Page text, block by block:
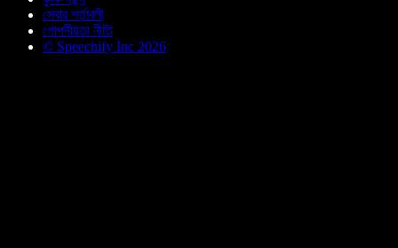
সেবার শর্তাবলী
গোপনীয়তা নীতি
© Speechify Inc 2026